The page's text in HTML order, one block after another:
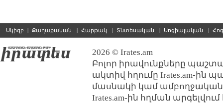
Սկիզբ | Քաղաքական | Հարթակ | Տնտեսական | Սոցիալական |
2026 © Irates.am
Բոլոր իրավունքները
ակտիվ հղումը Irates.am-ին
մասնակի կամ ամբողջական
Irates.am-ին հղման